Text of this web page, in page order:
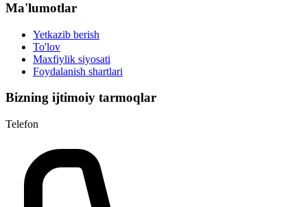
Ma'lumotlar
Yetkazib berish
To'lov
Maxfiylik siyosati
Foydalanish shartlari
Bizning ijtimoiy tarmoqlar
Telefon